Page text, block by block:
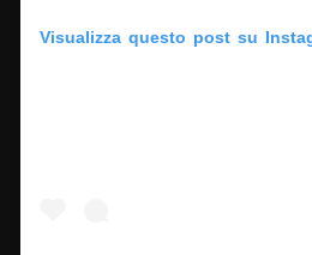
Visualizza questo post su